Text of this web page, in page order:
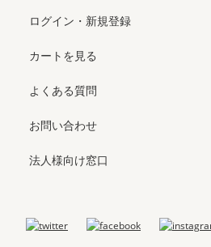
ログイン・新規登録
カートを見る
よくある質問
お問い合わせ
法人様向け窓口